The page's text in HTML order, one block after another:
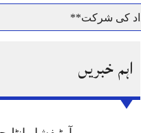
کی شرکت**
پر قربان
اہم خبریں